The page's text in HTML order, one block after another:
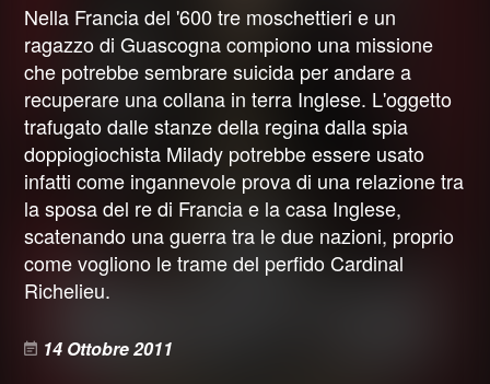
Nella Francia del '600 tre moschettieri e un
ragazzo di Guascogna compiono una missione
che potrebbe sembrare suicida per andare a
recuperare una collana in terra Inglese. L'oggetto
trafugato dalle stanze della regina dalla spia
doppiogiochista Milady potrebbe essere usato
infatti come ingannevole prova di una relazione tra
la sposa del re di Francia e la casa Inglese,
scatenando una guerra tra le due nazioni, proprio
come vogliono le trame del perfido Cardinal
Richelieu.
14 Ottobre 2011